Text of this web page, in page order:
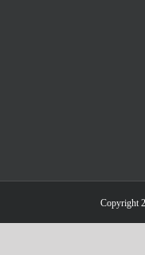
Copyright